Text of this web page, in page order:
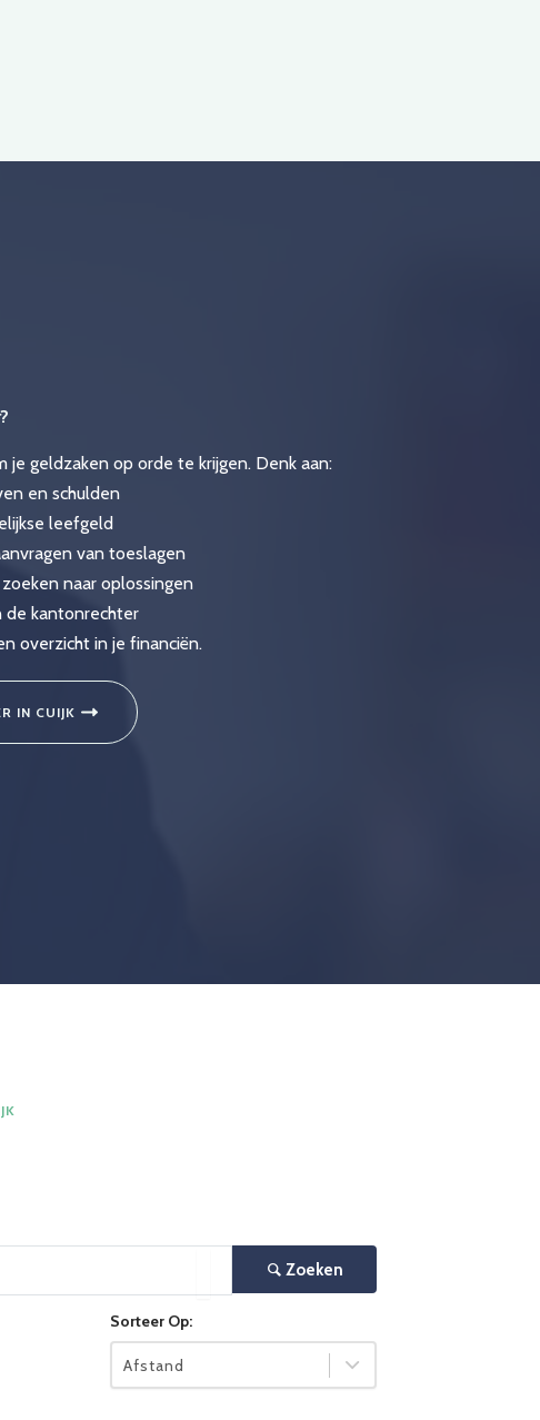
je geldzaken op orde te krijgen. Denk aan:
en schulden
leefgeld
van toeslagen
naar oplossingen
de kantonrechter
overzicht in je financiën.
IN CUIJK
Zoeken
Sorteer Op:
Afstand